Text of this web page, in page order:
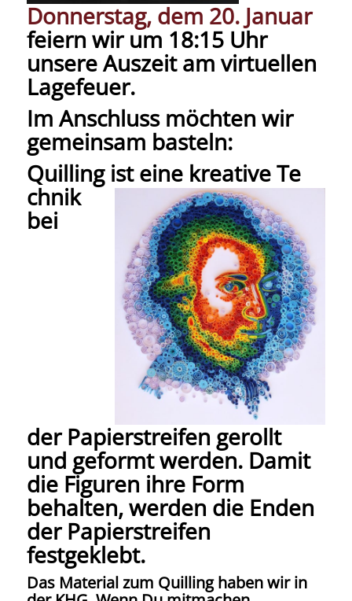
Donnerstag, dem 20. Januar
feiern wir um 18:15 Uhr
unsereAuszeitam virtuellen
Lagefeuer.
Im Anschluss möchten wir
gemeinsam basteln:
Quillingist eine kreative Te
chnik
bei
der Papierstreifen gerollt
und geformt werden. Damit
die Figuren ihre Form
behalten, werden die Enden
der Papierstreifen
festgeklebt.
Das Material zum Quilling haben wir in